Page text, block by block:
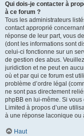
Qui dois-je contacter à
à ce forum ?
Tous les administrateurs
contact approprié
réponse de leur part, vous
(dont les informations sont
celui-ci fonctionne sur un
de gestion des abus.
juridiction et ne peut en
où et par qui ce forum est
problème d’ordre légal
ne sont pas directement
phpBB en lui-même. Si
Limited à propos d’une
à une réponse laconique ou
Haut